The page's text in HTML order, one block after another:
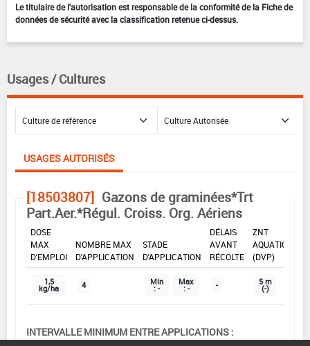
Le titulaire de l'autorisation est responsable de la conformité de la Fiche de
données de sécurité avec la classification retenue ci-dessus.
Usages / Cultures
USAGES AUTORISÉS
[18503807] Gazons de graminées*Trt
Part.Aer.*Régul. Croiss. Org. Aériens
DOSE
MAX
D'EMPLOI
NOMBRE MAX
D'APPLICATION
STADE
D'APPLICATION
DÉLAIS
AVANT
RÉCOLTE
ZNT
AQUATIQUE
(DVP)
1,5
kg/ha 4 Min
: -
Max
: - - 5 m
(-)
INTERVALLE MINIMUM ENTRE APPLICATIONS :